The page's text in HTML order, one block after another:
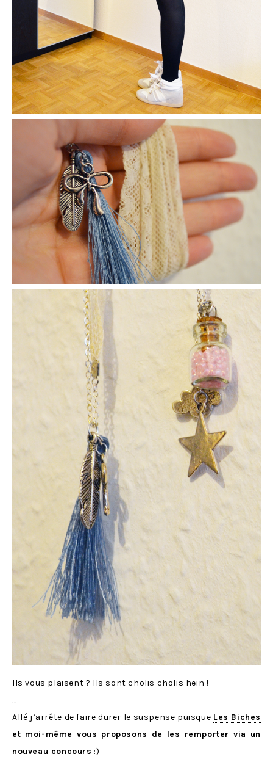
Ils vous plaisent ? Ils sont cholis cholis hein !
…
Allé j’arrête de faire durer le suspense puisque Les Biches
et moi-même vous proposons de les remporter via un
nouveau concours :)